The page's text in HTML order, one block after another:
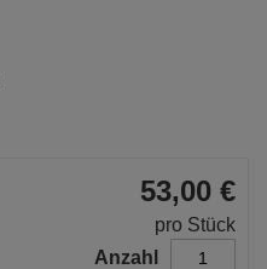
53,00 €
pro Stück
Anzahl